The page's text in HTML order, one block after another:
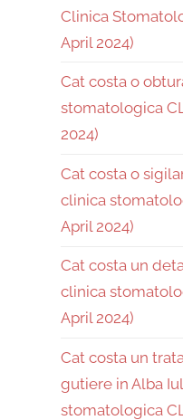
Clinica
April 2024)
Cat costa o
stomatologica
2024)
Cat costa o
clinica
April 2024)
Cat costa un
clinica
April 2024)
Cat costa un
gutiere in Alba
stomatologica